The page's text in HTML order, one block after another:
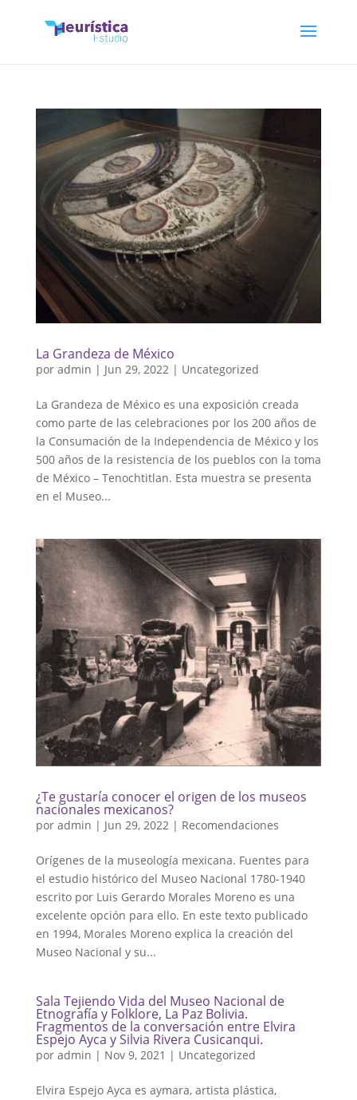
La Grandeza de México
por admin | Jun 29, 2022 | Uncategorized
La Grandeza de México es una exposición creada
como parte de las celebraciones por los 200 años de
la Consumación de la Independencia de México y los
500 años de la resistencia de los pueblos con la toma
de México – Tenochtitlan. Esta muestra se presenta
en el Museo...
¿Te gustaría conocer el origen de los museos
nacionales mexicanos?
por admin | Jun 29, 2022| Recomendaciones
Orígenes de la museología mexicana. Fuentes para
el estudio histórico del Museo Nacional 1780-1940
escrito por Luis Gerardo Morales Moreno es una
excelente opción para ello. En este texto publicado
en 1994, Morales Moreno explica la creación del
Museo Nacional y su...
Sala Tejiendo Vida del Museo Nacional de
Etnografía y Folklore, La Paz Bolivia.
Fragmentos de la conversación entre Elvira
Espejo Ayca y Silvia Rivera Cusicanqui.
por admin | Nov 9, 2021 | Uncategorized
Elvira Espejo Ayca es aymara, artista plástica,